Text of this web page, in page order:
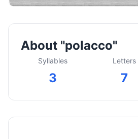
About "polacco"
Syllables
3
Letters
7